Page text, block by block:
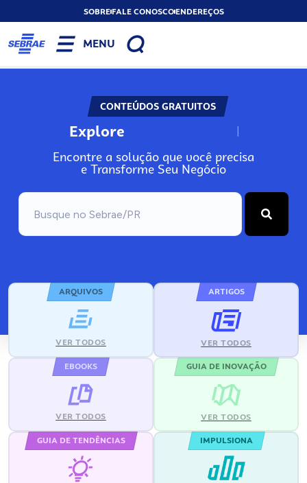
SOBREFALE CONOSCOENDEREÇOS
MENU
CONTEÚDOS GRATUITOS
Explore N
Encontre a solução que você precisa
e Transforme Seu Negócio
ARQUIVOS
VER TODOS
ARTIGOS
VER TODOS
EBOOKS
VER TODOS
GUIA DE INOVAÇÃO
VER TODOS
GUIA DE TENDÊNCIAS IMPULSIONA